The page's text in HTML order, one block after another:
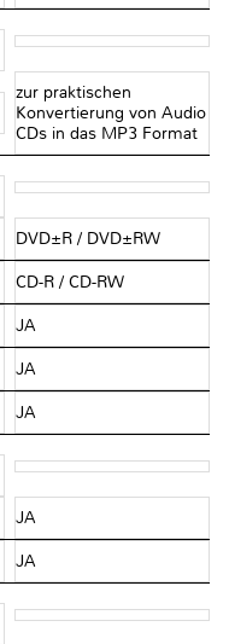
zur praktischen
Konvertierung von Audio
CDs in das MP3 Format
DVD±R / DVD±RW
CD-R / CD-RW
JA
JA
JA
JA
JA